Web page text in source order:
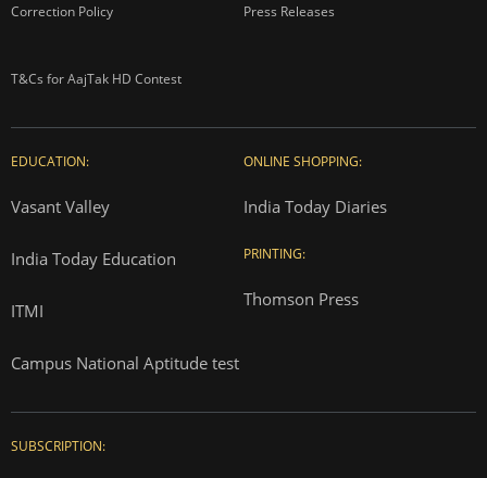
Correction Policy Press Releases
T&Cs for AajTak HD Contest
EDUCATION:
Vasant Valley
India Today Education
ITMI
Campus National Aptitude test
ONLINE SHOPPING:
India Today Diaries
PRINTING:
Thomson Press
SUBSCRIPTION: